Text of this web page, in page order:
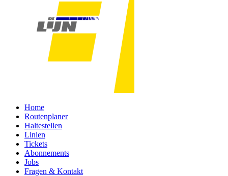
Home
Routenplaner
Haltestellen
Linien
Tickets
Abonnements
Jobs
Fragen & Kontakt